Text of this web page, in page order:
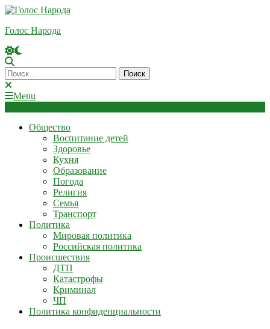
Skip
Content
Голос Народа
Найти:
Menu
Общество
Воспитание детей
Здоровье
Кухня
Образование
Погода
Религия
Семья
Транспорт
Политика
Мировая политика
Российская политика
Происшествия
ДТП
Катастрофы
Криминал
ЧП
Политика конфиденциальности